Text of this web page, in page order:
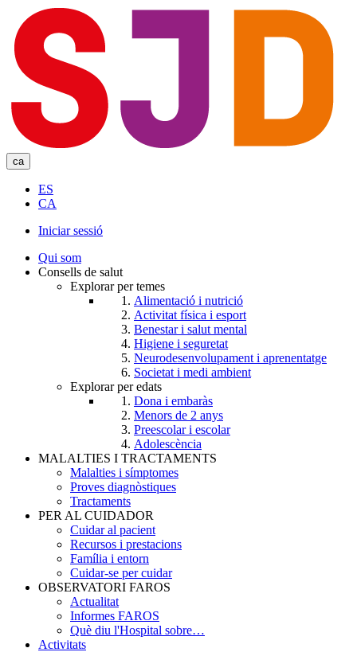
main
content
ca
ES
CA
User
account
Iniciar sessió
Qui som
Consells de salut
Explorar per temes
Alimentació i nutrició
Activitat física i esport
Benestar i salut mental
Higiene i seguretat
Neurodesenvolupament i aprenentatge
Societat i medi ambient
Explorar per edats
Dona i embaràs
Menors de 2 anys
Preescolar i escolar
Adolescència
MALALTIES I TRACTAMENTS
Malalties i símptomes
Proves diagnòstiques
Tractaments
PER AL CUIDADOR
Cuidar al pacient
Recursos i prestacions
Família i entorn
Cuidar-se per cuidar
OBSERVATORI FAROS
Actualitat
Informes FAROS
Què diu l'Hospital sobre…
Activitats